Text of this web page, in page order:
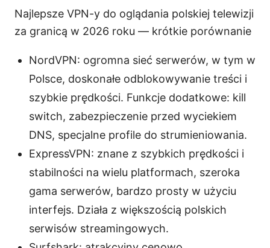
Najlepsze VPN-y do oglądania polskiej telewizji
za granicą w 2026 roku — krótkie porównanie
NordVPN: ogromna sieć serwerów, w tym w
Polsce, doskonałe odblokowywanie treści i
szybkie prędkości. Funkcje dodatkowe: kill
switch, zabezpieczenie przed wyciekiem
DNS, specjalne profile do strumieniowania.
ExpressVPN: znane z szybkich prędkości i
stabilności na wielu platformach, szeroka
gama serwerów, bardzo prosty w użyciu
interfejs. Działa z większością polskich
serwisów streamingowych.